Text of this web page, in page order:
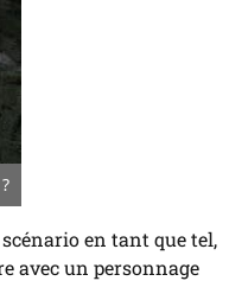
scénario en tant que tel,
avec un personnage